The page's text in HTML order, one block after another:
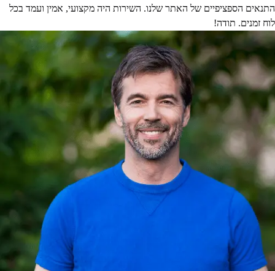
התנאים הספציפיים של האתר שלנו. השירות היה מקצועי, אמין ועמד בכל
לוח זמנים. תודה!